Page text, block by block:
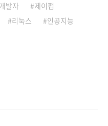
개발자
제이펍
리눅스
인공지능